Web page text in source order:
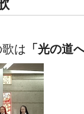
は 「光の道